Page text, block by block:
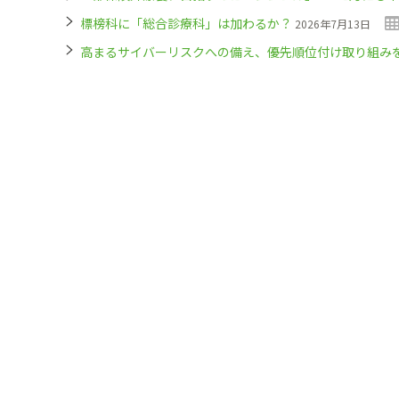
標榜科に「総合診療科」は加わるか？ 2026年7月13日
高まるサイバーリスクへの備え、優先順位付け取り組み